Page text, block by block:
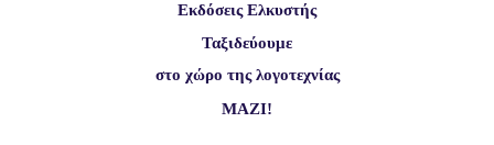
Εκδόσεις Ελκυστής
Ταξιδεύουμε
στο χώρο της λογοτεχνίας
ΜΑΖΙ!